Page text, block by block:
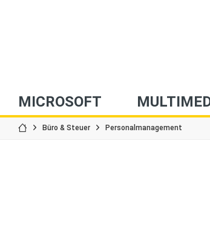
MICROSOFT
Büro & Steuer Personalmanagement